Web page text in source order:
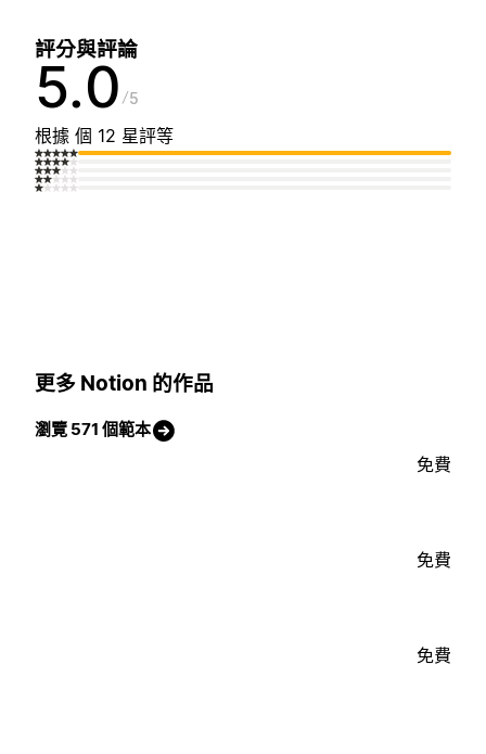
評分與評論
5.0 5
根據 個 12 星評等
更多 Notion 的作品
瀏覽 571 個範本
免費
免費
免費